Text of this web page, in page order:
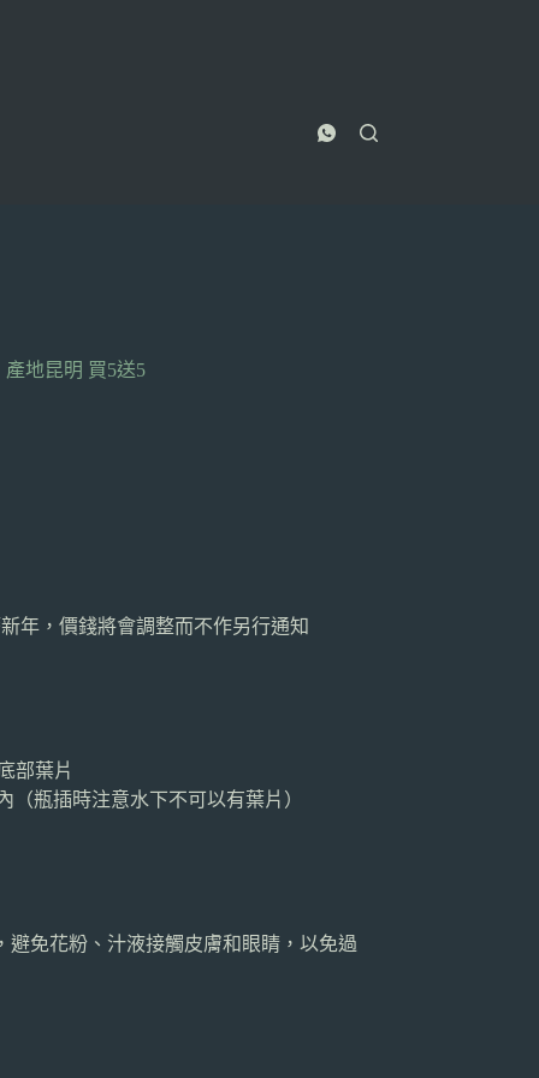
地昆明 買5送5
年，價錢將會調整而不作另行通知
部葉片
（瓶插時注意水下不可以有葉片）
避免花粉、汁液接觸皮膚和眼睛，以免過